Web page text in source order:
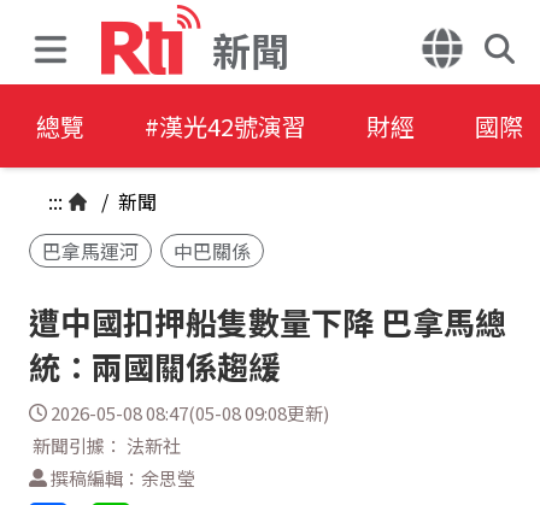
新聞
總覽 #漢光42號演習 財經 國際
::: / 新聞
巴拿馬運河
中巴關係
遭中國扣押船隻數量下降 巴拿馬總
統：兩國關係趨緩
2026-05-08 08:47(05-08 09:08更新)
新聞引據： 法新社
撰稿編輯：余思瑩